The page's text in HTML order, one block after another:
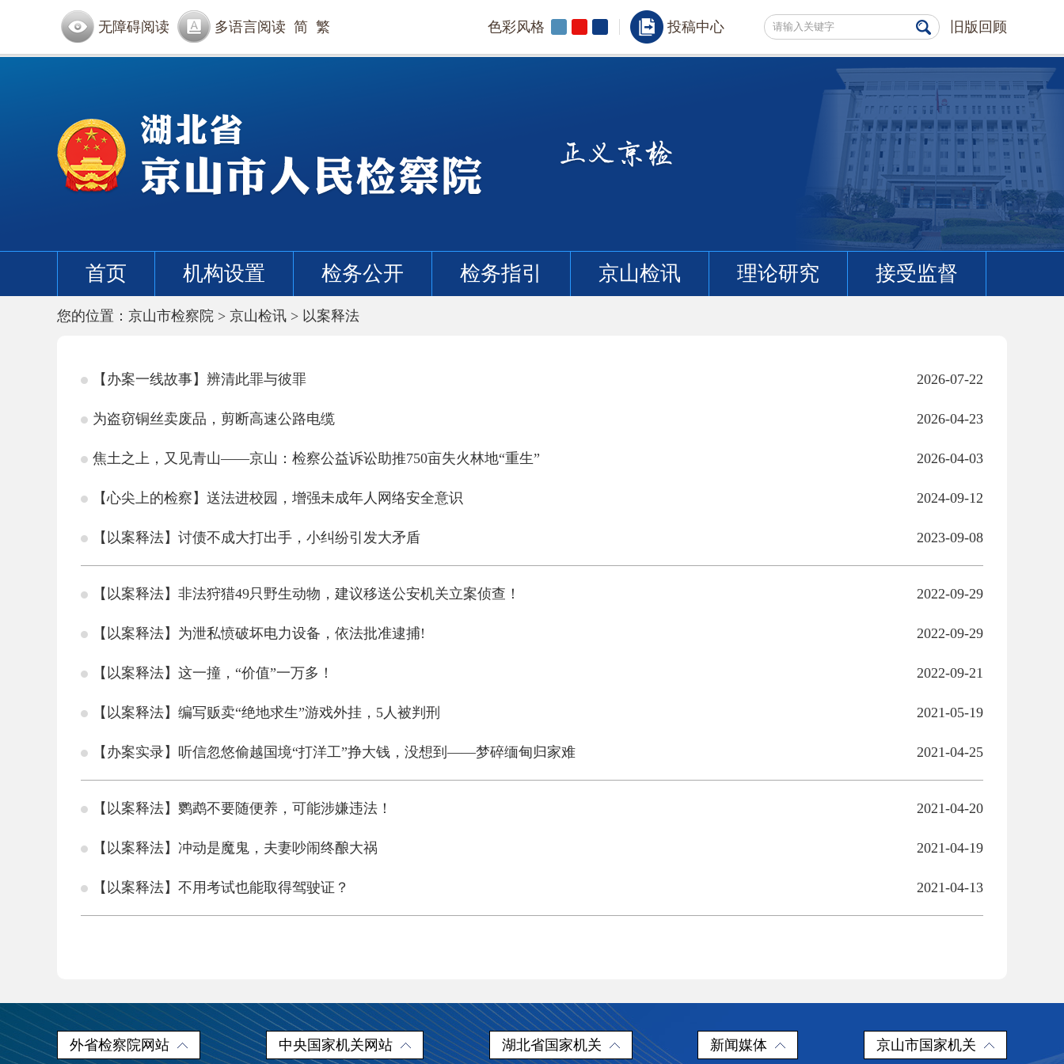
无障碍阅读 多语言阅读 简 繁 色彩风格 投稿中心 旧版回顾
首页 机构设置 检务公开 检务指引 京山检讯 理论研究 接受监督
您的位置： 京山市检察院 > 京山检讯 > 以案释法
2026-07-22
【办案一线故事】辨清此罪与彼罪
2026-04-23
为盗窃铜丝卖废品，剪断高速公路电缆
2026-04-03
焦土之上，又见青山——京山：检察公益诉讼助推750亩失火林地“重生”
2024-09-12
【心尖上的检察】送法进校园，增强未成年人网络安全意识
2023-09-08
【以案释法】讨债不成大打出手，小纠纷引发大矛盾
2022-09-29
【以案释法】非法狩猎49只野生动物，建议移送公安机关立案侦查！
2022-09-29
【以案释法】为泄私愤破坏电力设备，依法批准逮捕!
2022-09-21
【以案释法】这一撞，“价值”一万多！
2021-05-19
【以案释法】编写贩卖“绝地求生”游戏外挂，5人被判刑
2021-04-25
【办案实录】听信忽悠偷越国境“打洋工”挣大钱，没想到——梦碎缅甸归家难
2021-04-20
【以案释法】鹦鹉不要随便养，可能涉嫌违法！
2021-04-19
【以案释法】冲动是魔鬼，夫妻吵闹终酿大祸
2021-04-13
【以案释法】不用考试也能取得驾驶证？
外省检察院网站 中央国家机关网站 湖北省国家机关 新闻媒体 京山市国家机关